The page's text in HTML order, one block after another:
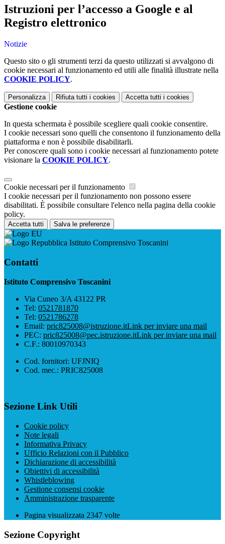
Istruzioni per l’accesso a Google e al
Registro elettronico
Notizie
Questo sito o gli strumenti terzi da questo utilizzati si avvalgono di
cookie necessari al funzionamento ed utili alle finalità illustrate nella
COOKIE POLICY.
Personalizza Rifiuta tutti i cookies Accetta tutti i cookies
Gestione cookie
In questa schermata è possibile scegliere quali cookie consentire.
I cookie necessari sono quelli che consentono il funzionamento della
piattaforma e non è possibile disabilitarli.
Per conoscere quali sono i cookie necessari al funzionamento potete
visionare la COOKIE POLICY.
Cookie necessari per il funzionamento
I cookie necessari per il funzionamento non possono essere
disabilitati. È possibile consultare l'elenco nella pagina della cookie
policy.
Accetta tutti Salva le preferenze
Istituto Comprensivo Toscanini
Contatti
Istituto Comprensivo Toscanini
Via Cuneo 3/A 43122 PR
Tel: 0521781870
Tel: 0521786278
Email: pric825008@istruzione.itLink per inviare una mail
PEC: pric825008@pec.istruzione.itLink per inviare una mail
C.F.: 80010970343
Cod. fornitori: UFJNIQ
Cod. mec.: PRIC825008
Sezione Link Utili
Cookie policy
Note legali
Informativa Privacy
Ufficio Relazioni con il Pubblico
Dichiarazione di accessibilità
Obiettivi di accessibilità
Whistleblowing
Gestione consensi cookie
Amministrazione trasparente
Pagina visualizzata 2347 volte
Sezione Copyright